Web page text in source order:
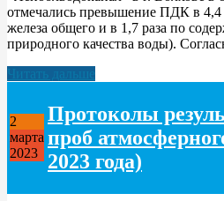
отмечались превышение ПДК в 4,4
железа общего и в 1,7 раза по
природного качества воды).
Читать дальше
2
марта
2023
Протоколы
проб
2023 года)